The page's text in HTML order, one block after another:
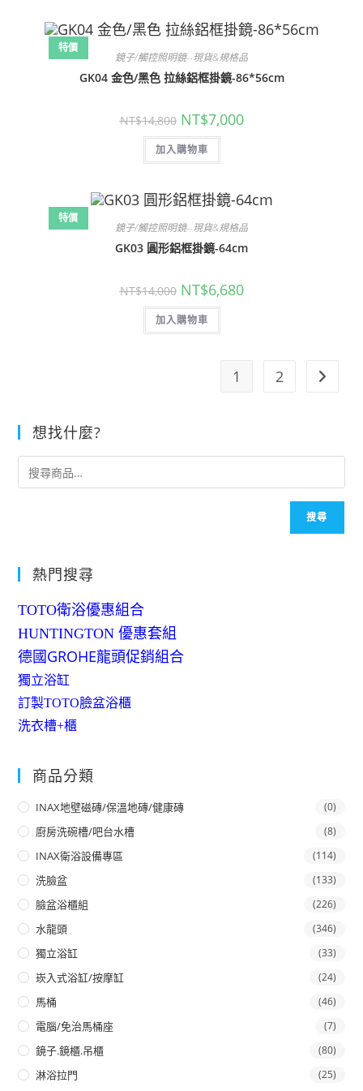
特價
鏡子/觸控照明鏡--現貨&規格品
GK04 金色/黑色 拉絲鋁框掛鏡-86*56cm
NT$14,800 原
始
價
格：
NT$14,800。
NT$7,000目
前
加入購物車
特價
鏡子/觸控照明鏡--現貨&規格品
GK03 圓形鋁框掛鏡-64cm
NT$14,000 原
始
價
格：
NT$14,000。
NT$6,680目
前
加入購物車
1 2
想找什麼?
搜尋
熱門搜尋
TOTO衛浴優惠組合
HUNTINGTON 優惠套組
德國GROHE龍頭促銷組合
獨立浴缸
訂製TOTO臉盆浴櫃
洗衣槽+櫃
商品分類
INAX地壁磁磚/保溫地磚/健康磚 (0)
廚房洗碗槽/吧台水槽 (8)
INAX衛浴設備專區 (114)
洗臉盆 (133)
臉盆浴櫃組 (226)
水龍頭 (346)
獨立浴缸 (33)
崁入式浴缸/按摩缸 (24)
馬桶 (46)
電腦/免治馬桶座 (7)
鏡子.鏡櫃.吊櫃 (80)
淋浴拉門 (25)